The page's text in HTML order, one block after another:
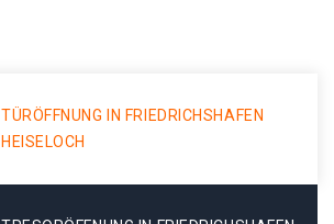
TÜRÖFFNUNG IN FRIEDRICHSHAFEN
HEISELOCH